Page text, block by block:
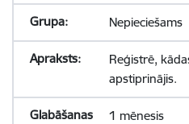
Nepieciešams
Reģistrē,
apstiprinājis.
1 mēnesis